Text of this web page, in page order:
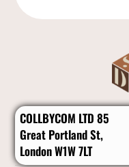
COLLBYCOM LTD 85
Great Portland St,
London W1W 7LT